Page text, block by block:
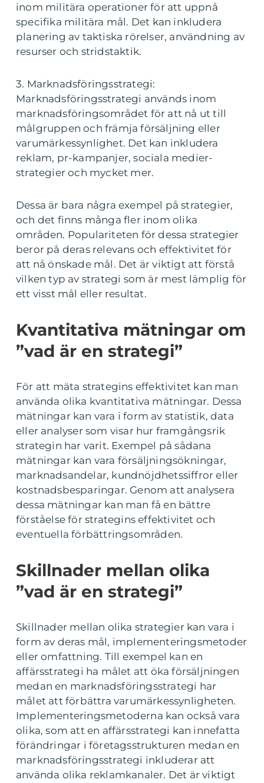
inom militära operationer för att uppnå
specifika militära mål. Det kan inkludera
planering av taktiska rörelser, användning av
resurser och stridstaktik.
3. Marknadsföringsstrategi:
Marknadsföringsstrategi används inom
marknadsföringsområdet för att nå ut till
målgruppen och främja försäljning eller
varumärkessynlighet. Det kan inkludera
reklam, pr-kampanjer, sociala medier-
strategier och mycket mer.
Dessa är bara några exempel på strategier,
och det finns många fler inom olika
områden. Populariteten för dessa strategier
beror på deras relevans och effektivitet för
att nå önskade mål. Det är viktigt att förstå
vilken typ av strategi som är mest lämplig för
ett visst mål eller resultat.
Kvantitativa mätningar om
”vad är en strategi”
För att mäta strategins effektivitet kan man
använda olika kvantitativa mätningar. Dessa
mätningar kan vara i form av statistik, data
eller analyser som visar hur framgångsrik
strategin har varit. Exempel på sådana
mätningar kan vara försäljningsökningar,
marknadsandelar, kundnöjdhetssiffror eller
kostnadsbesparingar. Genom att analysera
dessa mätningar kan man få en bättre
förståelse för strategins effektivitet och
eventuella förbättringsområden.
Skillnader mellan olika
”vad är en strategi”
Skillnader mellan olika strategier kan vara i
form av deras mål, implementeringsmetoder
eller omfattning. Till exempel kan en
affärsstrategi ha målet att öka försäljningen
medan en marknadsföringsstrategi har
målet att förbättra varumärkessynligheten.
Implementeringsmetoderna kan också vara
olika, som att en affärsstrategi kan innefatta
förändringar i företagsstrukturen medan en
marknadsföringsstrategi inkluderar att
använda olika reklamkanaler. Det är viktigt